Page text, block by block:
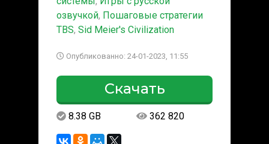
озвучкой, Пошаговые стратегии
TBS, Sid Meier's Civilization
Опубликованно: 24-01-2023, 11:55
Скачать
8.38 GB 362 820